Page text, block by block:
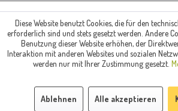
© Paul's Mühle | Inhaber: Christof Paul e.K.
Recklinghausen
Fax: 02361 -28831 | E-Mail:
Diese Website benutzt Cookies, die für den
erforderlich sind und stets gesetzt werden. Andere
Benutzung dieser Website erhöhen, der
Interaktion mit anderen Websites und sozialen
werden nur mit Ihrer Zustimmung gesetzt.
Ablehnen Alle akzeptieren